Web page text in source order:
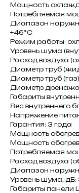
Мощность
Потребляемая
Диапазон
+46°C
Режим работы:
Уровень шума
Расход воздуха
Диаметр труб
Диаметр труб
Диаметр
Габариты
Вес внутреннего
Напряжение
Гарантия: 3 года
Мощность
Мощность
Потребляемая
Расход воздуха
Диапазон
Уровень шума, дБ:
Габариты